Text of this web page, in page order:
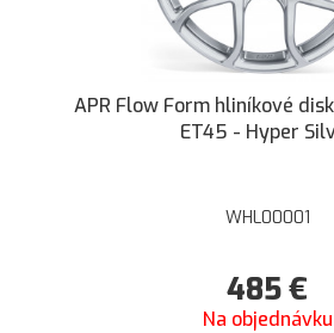
APR Flow Form hliníkové
ET45 - Hyper
WHL00001
485€
Na objednávku